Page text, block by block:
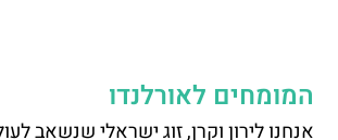
המומחים לאורלנדו
אנחנו לירון וקרן, זוג ישראלי שנשאב